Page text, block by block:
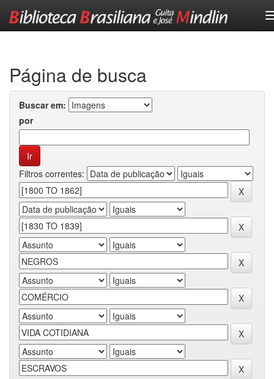
Página de busca
Buscar em:
por
Filtros correntes: